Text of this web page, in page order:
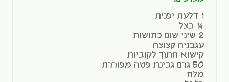
1 דלעת יפנית
¼ בצל
2 שיני שום כתושות
עגבניה קצוצה
קישוא חתוך לקוביות
50 גרם גבינת פטה מפוררת
מלח